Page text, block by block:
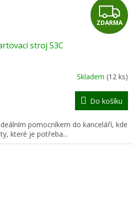
Z
D
R
M
A
ZDARMA
stroj 53C
Skladem (12 ks)
Do košíku
pomocníkem do kanceláří, kde
které je potřeba...